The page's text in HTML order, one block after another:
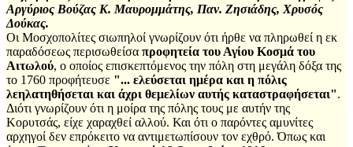
Αργύριος Βούζας Κ. Μαυρομμάτης, Παν. Ζησιάδης, Χρυσός
Δούκας.
Οι Μοσχοπολίτες σιωπηλοί γνωρίζουν ότι ήρθε να πληρωθεί η εκ
παραδόσεως περισωθείσα προφητεία του Αγίου Κοσμά του
Αιτωλού, ο οποίος επισκεπτόμενος την πόλη στη μεγάλη δόξα της
το 1760 προφήτευσε "... ελεύσεται ημέρα και η πόλις
λεηλατηθήσεται και άχρι θεμελίων αυτής καταστραφήσεται".
Διότι γνωρίζουν ότι η μοίρα της πόλης τους με αυτήν της
Κορυτσάς, είχε χαραχθεί αλλού. Και ότι ο παρόντες αμυνίτες
αρχηγοί δεν επρόκειτο να αντιμετωπίσουν τον εχθρό. Όπως και